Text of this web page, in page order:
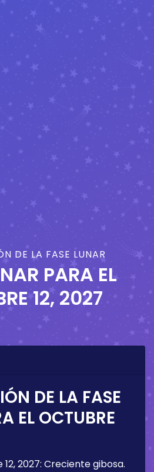
DE LA FASE LUNAR
PARA EL
12, 2027
DE LA FASE
EL OCTUBRE
2027: Creciente gibosa.